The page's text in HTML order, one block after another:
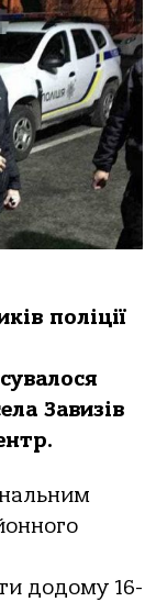
поліції
Завизів
додому 16-